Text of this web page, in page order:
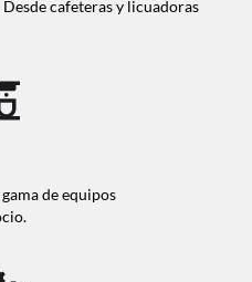
cafeteras y licuadoras
de equipos